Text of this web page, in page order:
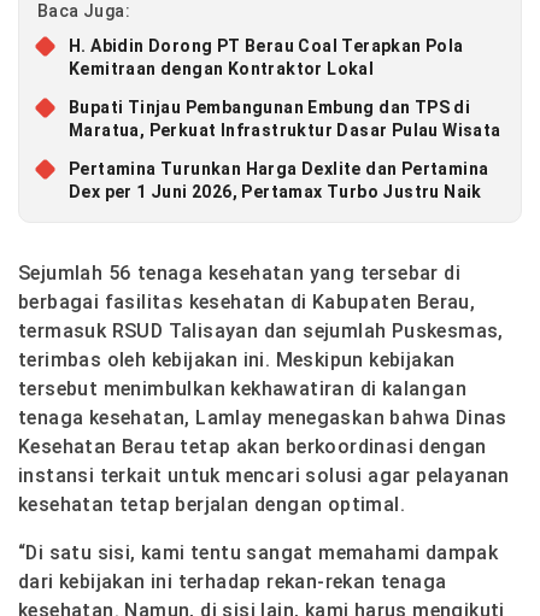
Baca Juga:
H. Abidin Dorong PT Berau Coal Terapkan Pola
Kemitraan dengan Kontraktor Lokal
Bupati Tinjau Pembangunan Embung dan TPS di
Maratua, Perkuat Infrastruktur Dasar Pulau Wisata
Pertamina Turunkan Harga Dexlite dan Pertamina
Dex per 1 Juni 2026, Pertamax Turbo Justru Naik
Sejumlah 56 tenaga kesehatan yang tersebar di
berbagai fasilitas kesehatan di Kabupaten Berau,
termasuk RSUD Talisayan dan sejumlah Puskesmas,
terimbas oleh kebijakan ini. Meskipun kebijakan
tersebut menimbulkan kekhawatiran di kalangan
tenaga kesehatan, Lamlay menegaskan bahwa Dinas
Kesehatan Berau tetap akan berkoordinasi dengan
instansi terkait untuk mencari solusi agar pelayanan
kesehatan tetap berjalan dengan optimal.
“Di satu sisi, kami tentu sangat memahami dampak
dari kebijakan ini terhadap rekan-rekan tenaga
kesehatan. Namun, di sisi lain, kami harus mengikuti